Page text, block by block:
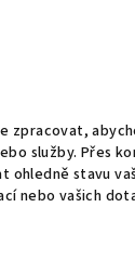
zpracovat,
služby. Přes
ohledně stavu
nebo vašich